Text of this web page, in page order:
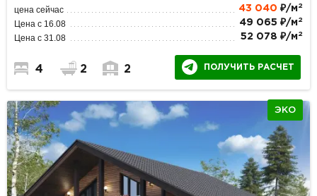
цена сейчас 43 040 ₽/м 2
Цена с 16.08 49 065 ₽/м 2
Цена с 31.08 52 078 ₽/м 2
4 2 2 ПОЛУЧИТЬ РАСЧЕТ
ЭКО